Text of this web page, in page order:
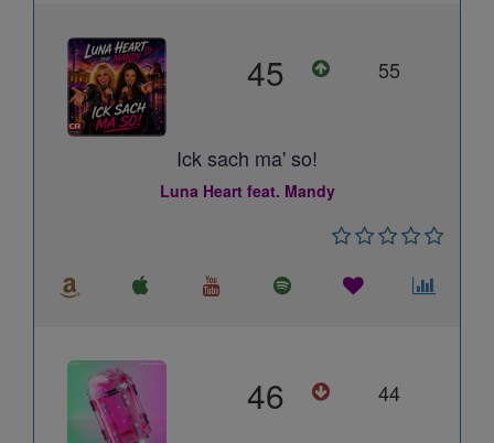
45 55
Ick sach ma' so!
Luna Heart feat. Mandy
46 44